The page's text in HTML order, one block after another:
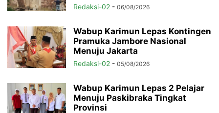
Redaksi-02 - 06/08/2026
Wabup Karimun Lepas Kontingen
Pramuka Jambore Nasional
Menuju Jakarta
Redaksi-02 - 05/08/2026
Wabup Karimun Lepas 2 Pelajar
Menuju Paskibraka Tingkat
Provinsi